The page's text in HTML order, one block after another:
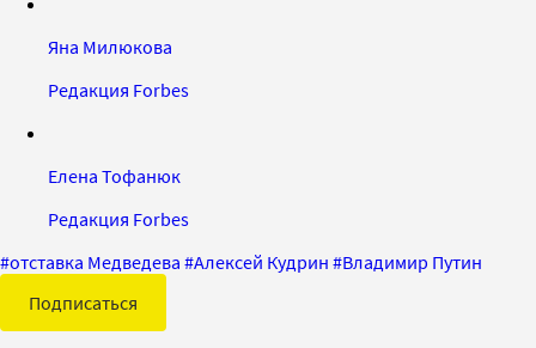
Яна Милюкова
Редакция Forbes
Елена Тофанюк
Редакция Forbes
#отставка Медведева #Алексей Кудрин #Владимир Путин
Подписаться